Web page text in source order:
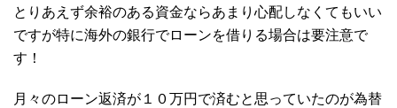
とりあえず余裕のある資金ならあまり心配しなくてもいい
ですが特に海外の銀行でローンを借りる場合は要注意で
す！
月々のローン返済が１０万円で済むと思っていたのが為替